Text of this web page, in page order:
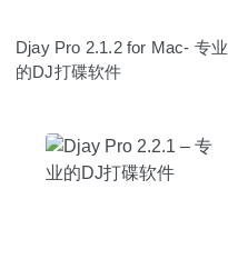
Djay Pro 2.1.2 for Mac- 专业
的DJ打碟软件